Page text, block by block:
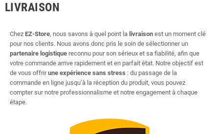
LIVRAISON
Chez EZ-Store, nous savons à quel point la livraison est un moment clé
pour nos clients. Nous avons donc pris le soin de sélectionner un
partenaire logistique reconnu pour son sérieux et sa fiabilité, afin que
votre commande arrive rapidement et en parfait état. Notre objectif est
de vous offrirune expérience sans stress : du passage de la
commande en ligne jusqu’à la réception du produit, vous pouvez
compter sur notre professionnalisme et notre engagement à chaque
étape.